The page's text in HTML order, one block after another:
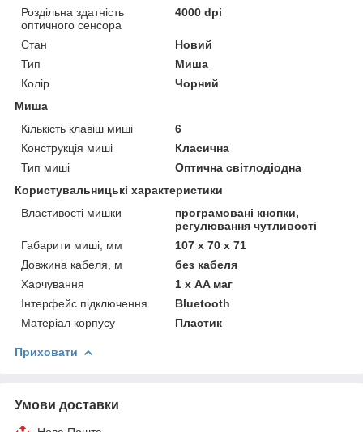
Роздільна здатність
оптичного сенсора
4000 dpi
Стан
Новий
Тип
Миша
Колір
Чорний
Миша
Кількість клавіш миші
6
Конструкція миші
Класична
Тип миші
Оптична світлодіодна
Користувальницькі характеристики
Властивості мишки
програмовані кнопки,
регулювання чутливості
Габарити миші, мм
107 х 70 х 71
Довжина кабеля, м
без кабеля
Харчування
1 х AA маг
Інтерфейс підключення
Bluetooth
Матеріал корпусу
Пластик
Приховати
Умови доставки